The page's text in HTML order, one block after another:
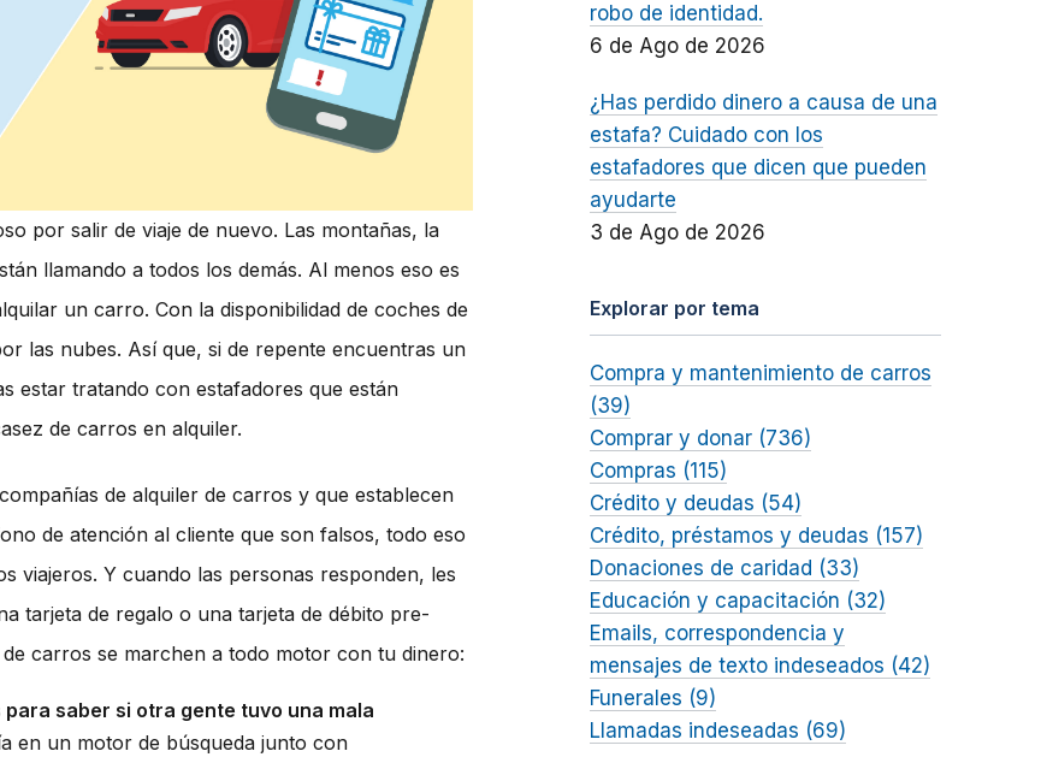
por salir de viaje de nuevo. Las montañas, la
llamando a todos los demás. Al menos eso es
un carro. Con la disponibilidad de coches de
las nubes. Así que, si de repente encuentras un
estar tratando con estafadores que están
de carros en alquiler.
de alquiler de carros y que establecen
de atención al cliente que son falsos, todo eso
viajeros. Y cuando las personas responden, les
tarjeta de regalo o una tarjeta de débito pre-
carros se marchen a todo motor con tu dinero:
saber si otra gente tuvo una mala
en un motor de búsqueda junto con
robo de identidad.
6 de Ago de 2026
¿Has perdido dinero a causa de una
estafa? Cuidado con los
estafadores que dicen que pueden
ayudarte
3 de Ago de 2026
Explorar por tema
Compra y mantenimiento de carros
(39)
Comprar y donar (736)
Compras (115)
Crédito y deudas (54)
Crédito, préstamos y deudas (157)
Donaciones de caridad (33)
Educación y capacitación (32)
Emails, correspondencia y
mensajes de texto indeseados (42)
Funerales (9)
Llamadas indeseadas (69)